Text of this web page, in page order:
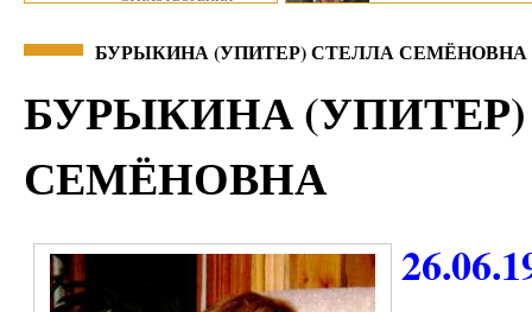
БУРЫКИНА (УПИТЕР) СТЕЛЛА СЕМЁНОВНА
БУРЫКИНА
СЕМЁНОВНА